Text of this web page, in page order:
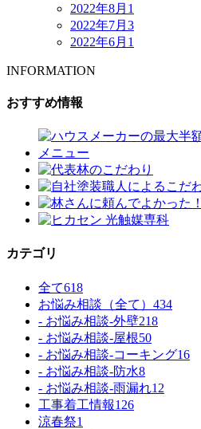
2022年8月 1
2022年7月 3
2022年6月 1
INFORMATION
おすすめ情報
カテゴリ
全て618
お悩み相談（全て） 434
- お悩み相談-外壁218
- お悩み相談-屋根50
- お悩み相談-コーキング16
- お悩み相談-防水8
- お悩み相談-雨漏れ12
工事着工情報126
涼春祭1